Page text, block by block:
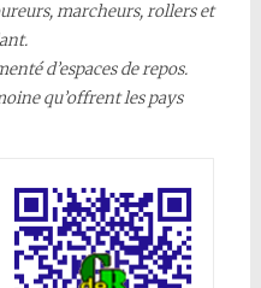
marcheurs, rollers et
d’espaces de repos.
qu’offrent les pays